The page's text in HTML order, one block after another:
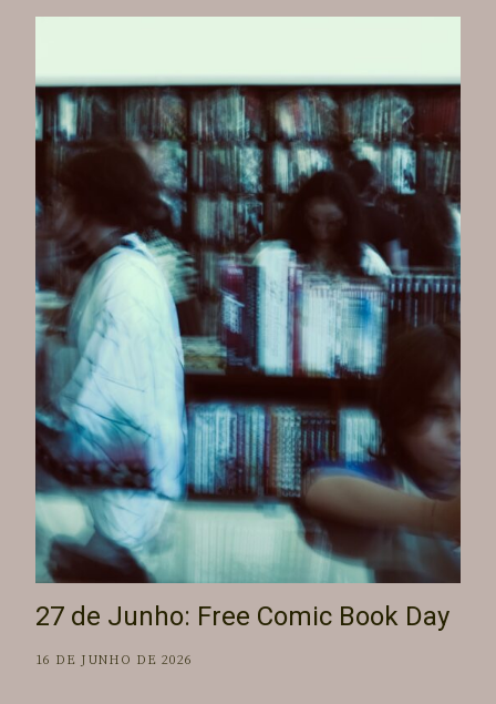
27 de Junho: Free Comic Book Day
16 DE JUNHO DE 2026